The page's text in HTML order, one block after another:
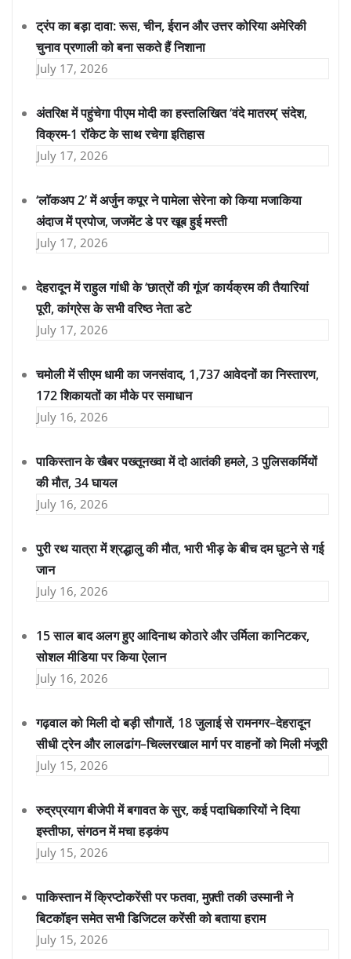
ट्रंप का बड़ा दावा: रूस, चीन, ईरान और उत्तर कोरिया अमेरिकी
चुनाव प्रणाली को बना सकते हैं निशाना
July 17, 2026
अंतरिक्ष में पहुंचेगा पीएम मोदी का हस्तलिखित ‘वंदे मातरम्’ संदेश,
विक्रम-1 रॉकेट के साथ रचेगा इतिहास
July 17, 2026
‘लॉकअप 2’ में अर्जुन कपूर ने पामेला सेरेना को किया मजाकिया
अंदाज में प्रपोज, जजमेंट डे पर खूब हुई मस्ती
July 17, 2026
देहरादून में राहुल गांधी के ‘छात्रों की गूंज’ कार्यक्रम की तैयारियां
पूरी, कांग्रेस के सभी वरिष्ठ नेता डटे
July 17, 2026
चमोली में सीएम धामी का जनसंवाद, 1,737 आवेदनों का निस्तारण,
172 शिकायतों का मौके पर समाधान
July 16, 2026
पाकिस्तान के खैबर पख्तूनख्वा में दो आतंकी हमले, 3 पुलिसकर्मियों
की मौत, 34 घायल
July 16, 2026
पुरी रथ यात्रा में श्रद्धालु की मौत, भारी भीड़ के बीच दम घुटने से गई
जान
July 16, 2026
15 साल बाद अलग हुए आदिनाथ कोठारे और उर्मिला कानिटकर,
सोशल मीडिया पर किया ऐलान
July 16, 2026
गढ़वाल को मिली दो बड़ी सौगातें, 18 जुलाई से रामनगर–देहरादून
सीधी ट्रेन और लालढांग–चिल्लरखाल मार्ग पर वाहनों को मिली मंजूरी
July 15, 2026
रुद्रप्रयाग बीजेपी में बगावत के सुर, कई पदाधिकारियों ने दिया
इस्तीफा, संगठन में मचा हड़कंप
July 15, 2026
पाकिस्तान में क्रिप्टोकरेंसी पर फतवा, मुफ़्ती तकी उस्मानी ने
बिटकॉइन समेत सभी डिजिटल करेंसी को बताया हराम
July 15, 2026